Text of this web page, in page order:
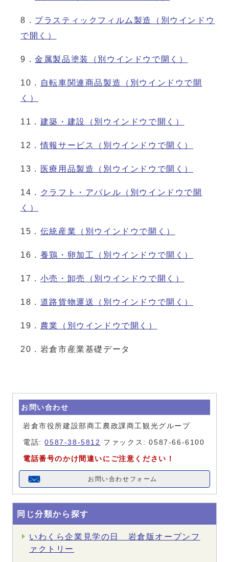
8． プラスティックフィルム製造
（別ウインドウ
で開く）
9．金属製品塗装 （別ウインドウで開く）
10． 自転車関連商品製造
（別ウインドウで開
く）
11． 建築・建設 （別ウインドウで開く）
12．情報サービス （別ウインドウで開く）
13． 医療用品製造 （別ウインドウで開く）
14． クラフト・アパレル （別ウインドウで開
く）
15． 伝統産業 （別ウインドウで開く）
16． 養鶏・卵加工 （別ウインドウで開く）
17． 小売・卸売 （別ウインドウで開く）
18． 道路貨物運送 （別ウインドウで開く）
19． 農業 （別ウインドウで開く）
20．岩倉市産業基礎データ
お問い合わせ
岩倉市役所建設部商工農政課商工観光グループ
電話:0587-38-5812 ファックス: 0587-66-6100
電話番号のかけ間違いにご注意ください！
お問い合わせフォーム
同じ分類から探す
いわくら企業見学の日 岩倉版オープンフ
ァクトリー